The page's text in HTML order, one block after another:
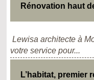
Rénovation haut
Lewisa architecte à
votre service pour...
L’habitat, premier